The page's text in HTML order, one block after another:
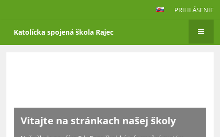
PRIHLÁSENIE
Katolícka spojená škola Rajec
Aktuálne informácie pre rodičov a
študentov